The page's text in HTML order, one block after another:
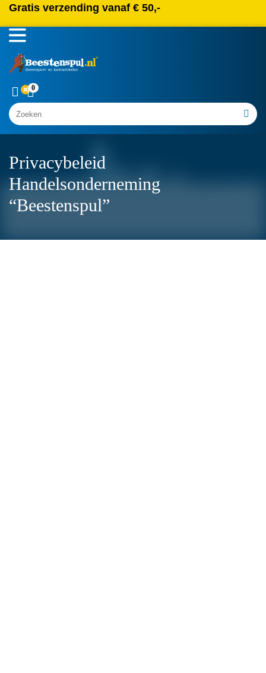
Gratis verzending vanaf € 50,-
0
Zoeken
Privacybeleid
Handelsonderneming
“Beestenspul”